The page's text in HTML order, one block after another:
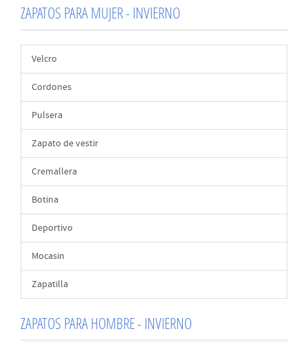
ZAPATOS PARA MUJER - INVIERNO
Velcro
Cordones
Pulsera
Zapato de vestir
Cremallera
Botina
Deportivo
Mocasin
Zapatilla
ZAPATOS PARA HOMBRE - INVIERNO